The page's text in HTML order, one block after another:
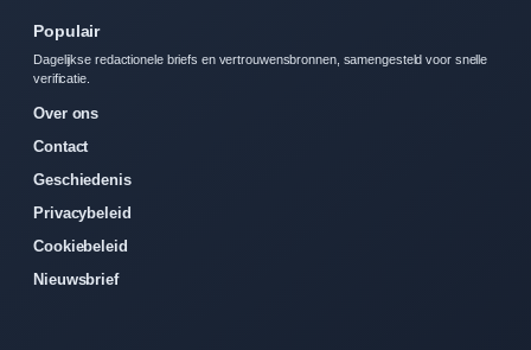
Populair
Dagelijkse redactionele briefs en vertrouwensbronnen, samengesteld voor snelle
verificatie.
Over ons
Contact
Geschiedenis
Privacybeleid
Cookiebeleid
Nieuwsbrief